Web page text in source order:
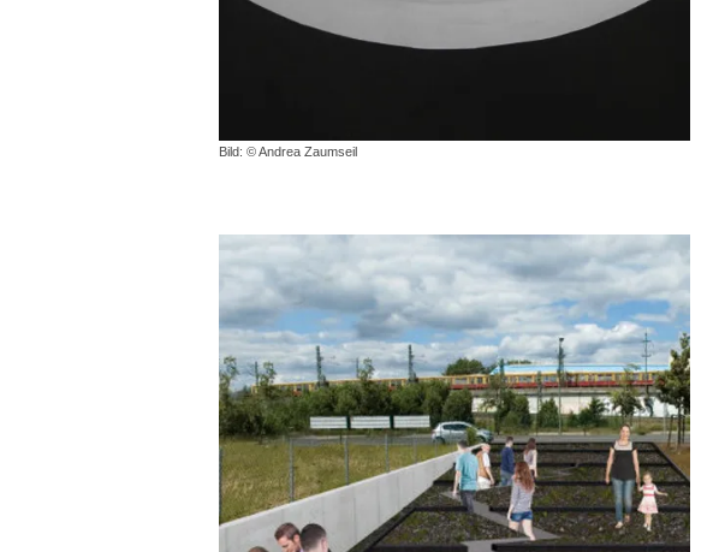
Bild: © Andrea Zaumseil